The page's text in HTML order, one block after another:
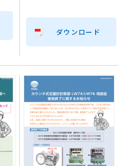
ダウンロード